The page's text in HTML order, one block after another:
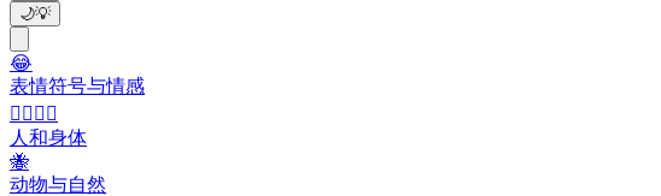
🌙💡
😂
表情符号与情感
👩‍❤️‍💋‍👨
人和身体
🐝
动物与自然